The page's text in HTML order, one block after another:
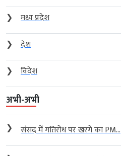
❯
मध्य प्रदेश
❯
देश
❯
विदेश
अभी-अभी
❯ संसद में गतिरोध पर खरगे का PM...